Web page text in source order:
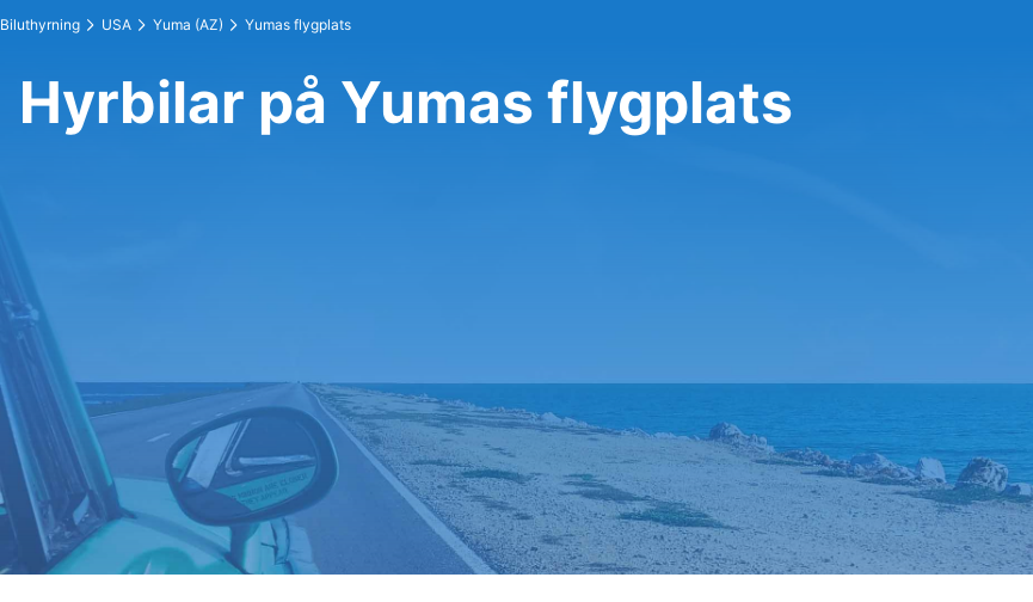
Biluthyrning USA Yuma (AZ) Yumas flygplats
Hyrbilar på Yumas flygplats